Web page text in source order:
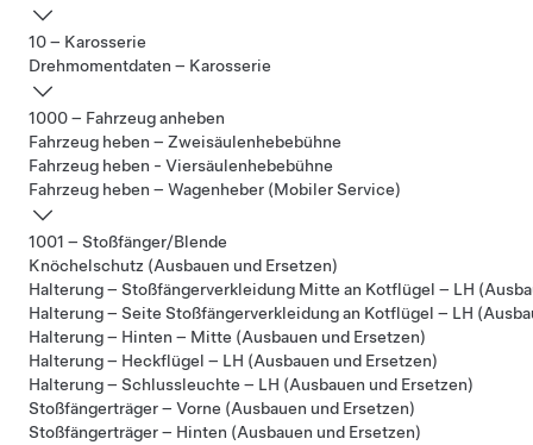
10 – Karosserie
Drehmomentdaten – Karosserie
1000 – Fahrzeug anheben
Fahrzeug heben – Zweisäulenhebebühne
Fahrzeug heben - Viersäulenhebebühne
Fahrzeug heben – Wagenheber (Mobiler Service)
1001 – Stoßfänger/Blende
Knöchelschutz (Ausbauen und Ersetzen)
Halterung – Stoßfängerverkleidung Mitte an Kotflügel – LH
Halterung – Seite Stoßfängerverkleidung an Kotflügel – LH
Halterung – Hinten – Mitte (Ausbauen und Ersetzen)
Halterung – Heckflügel – LH (Ausbauen und Ersetzen)
Halterung – Schlussleuchte – LH (Ausbauen und Ersetzen)
Stoßfängerträger – Vorne (Ausbauen und Ersetzen)
Stoßfängerträger – Hinten (Ausbauen und Ersetzen)